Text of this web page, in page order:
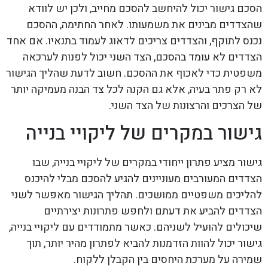
הסכם גישור יכול להיחשב להסכם מחייב, ולכן יש לוודא
שהצדדים מבינים את משמעותו. לאחר החתימה, ההסכם
נכנס לתוקף, והצדדים צריכים לדאוג לעמוד בתנאיו. אם אחד
הצדדים לא עומד בהסכם, הצד השני יכול לפנות לערכאה
משפטית כדי לאכוף את ההסכם. חשוב לדעת שהליך הגישור
לא רק פתר בעיה, אלא גם הקנה לכל צד הבנה מעמיקה יותר
של הצרכים והרצונות של הצד השני.
גישור במקרים של ליקויי בנייה
גישור מציע פתרון ייחודי במקרים של ליקויי בנייה, שבו
הצדדים המעורבים מעוניינים להגיע להסכם מבלי להיכנס
להליכים משפטיים ממושכים. תהליך הגישור מאפשר לשני
הצדדים להביע את דעתם ולחפש פתרונות יצירתיים
שיכולים להועיל לשניהם. כאשר מתמודדים עם ליקויי בנייה,
גישור יכול להוות הזדמנות להביא לפתרון מהיר יותר, תוך
שמירה על מערכת היחסים בין הקבלן ללקוח.